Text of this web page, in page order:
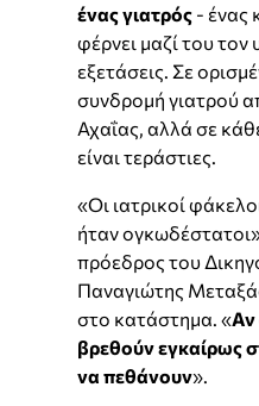
ένας γιατρός - ένας
φέρνει μαζί του τον
εξετάσεις. Σε
συνδρομή γιατρού
Αχαΐας, αλλά σε
είναι τεράστιες.
«Οι ιατρικοί
ήταν
πρόεδρος του
Παναγιώτης
στο κατάστημα. «Αν
βρεθούν εγκαίρως
να πεθάνουν».